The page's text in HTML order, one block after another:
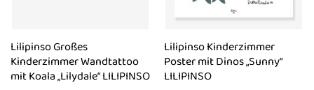
Lilipinso Großes
Kinderzimmer Wandtattoo
mit Koala „Lilydale“ LILIPINSO
Lilipinso Kinderzimmer
Poster mit Dinos „Sunny“
LILIPINSO